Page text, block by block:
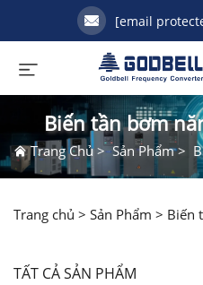
[email
Biến tần bơm
Trang Chủ>Sản Phẩm>
Trang chủ > Sản Phẩm > Biến
TẤT CẢ SẢN PHẨM